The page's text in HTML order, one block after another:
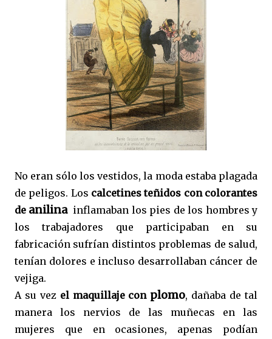
No eran sólo los vestidos, la moda estaba plagada
de peligos. Los calcetines teñidos con colorantes
de anilinainflamaban los pies de los hombres y
los trabajadores que participaban en su
fabricación sufrían distintos problemas de salud,
tenían dolores e incluso desarrollaban cáncer de
vejiga.
A su vez el maquillaje con plomo, dañaba de tal
manera los nervios de las muñecas en las
mujeres que en ocasiones, apenas podían